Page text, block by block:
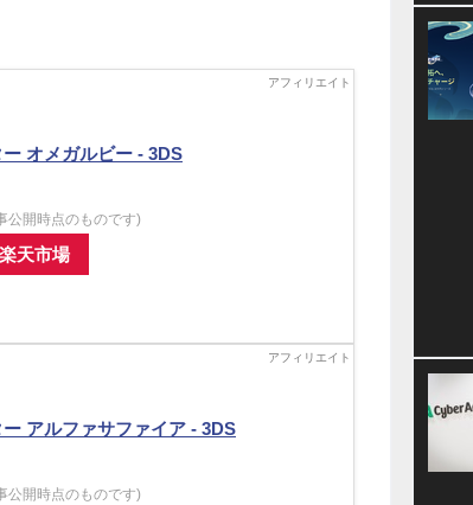
オメガルビー - 3DS
公開時点のものです)
楽天市場
アルファサファイア - 3DS
公開時点のものです)